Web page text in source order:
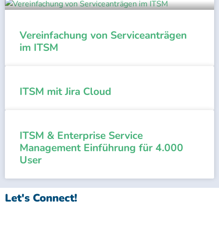
Vereinfachung von Serviceanträgen
im ITSM
ITSM mit Jira Cloud
ITSM & Enterprise Service
Management Einführung für 4.000
User
Let's Connect!